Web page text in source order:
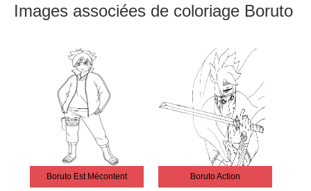
Images associées de coloriage Boruto
Boruto Est Mécontent Boruto Action